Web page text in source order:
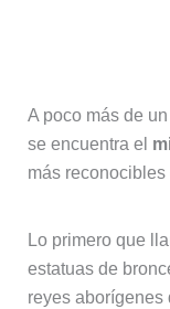
A poco más de
se encuentra el
más reconocibles
Lo primero que
estatuas de
reyes aborígenes